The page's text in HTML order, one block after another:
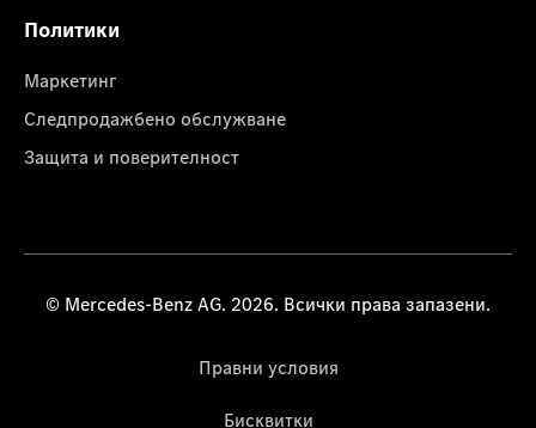
Политики
Маркетинг
Следпродажбено обслужване
Защита и поверителност
© Mercedes-Benz AG. 2026. Всички права запазени.
Правни условия
Бисквитки